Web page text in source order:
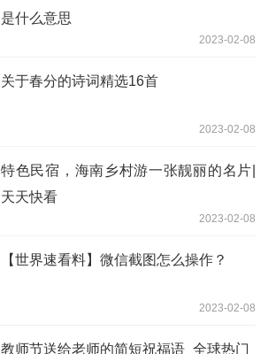
是什么意思
2023-02-08
关于春分的诗词精选16首
2023-02-08
特色民宿，海南乡村游一张靓丽的名片|
天天快看
2023-02-08
【世界速看料】微信截图怎么操作？
2023-02-08
教师节送给老师的简短祝福语_全球热门